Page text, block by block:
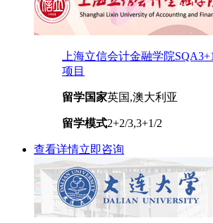
上海立信会计金融学院
项目
留学国家英国,澳大利亚
留学模式2+2/3,3+1/2
查看详情立即咨询